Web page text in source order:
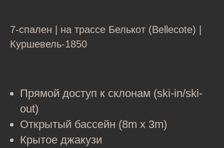
7-спален | на трассе Белькот (Bellecote) |
Куршевель-1850
Прямой доступ к склонам (ski-in/ski-
out)
Открытый бассейн (8m x 3m)
Крытое джакузи